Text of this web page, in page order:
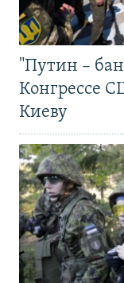
"Путин –
Конгрессе
Киеву